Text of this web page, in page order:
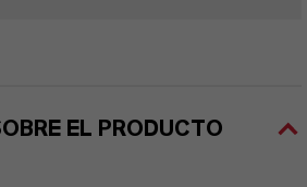
EL PRODUCTO